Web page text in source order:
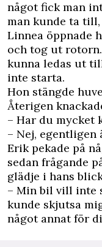
något fick man
man kunde ta
Linnea öppnade
och tog ut
kunna ledas ut
inte starta.
Hon stängde
Återigen
– Har du mycket
– Nej, egentligen
Erik pekade på
sedan frågande
glädje i hans
– Min bil vill inte
kunde skjutsa
något annat för